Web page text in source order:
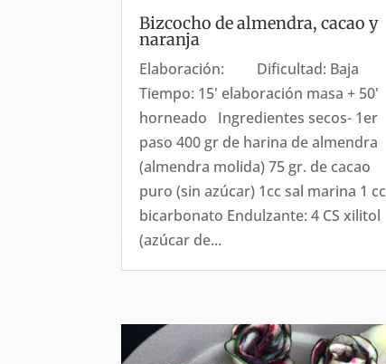
Bizcocho de almendra, cacao y
naranja
Elaboración: Dificultad: Baja
Tiempo: 15' elaboración masa + 50'
horneado Ingredientes secos- 1er
paso 400 gr de harina de almendra
(almendra molida) 75 gr. de cacao
puro (sin azúcar) 1cc sal marina 1 cc
bicarbonato Endulzante: 4 CS xilitol
(azúcar de...